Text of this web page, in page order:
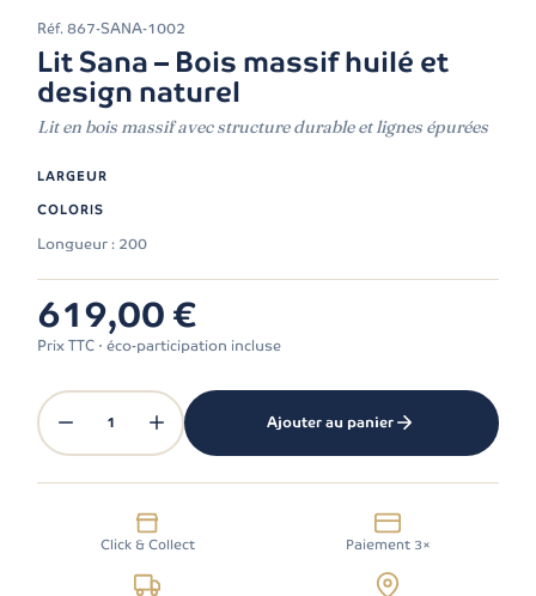
Réf. 867-SANA-1002
Lit Sana – Bois massif huilé et
design naturel
Lit en bois massif avec structure durable et lignes épurées
LARGEUR
COLORIS
Longueur : 200
619,00 €
Prix TTC · éco-participation incluse
1 Ajouter au panier
Click & Collect Paiement 3×